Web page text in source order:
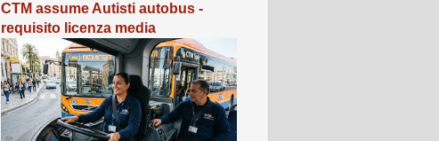
CTM assume Autisti autobus -
requisito licenza media